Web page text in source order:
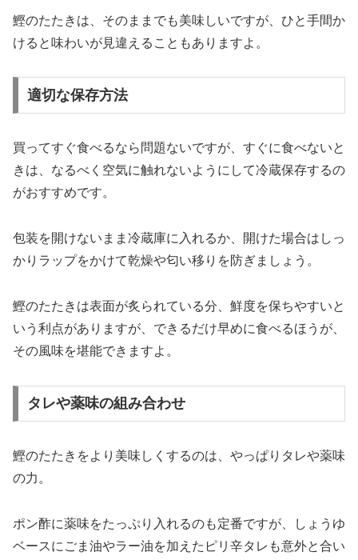
鰹のたたきは、そのままでも美味しいですが、ひと手間か
けると味わいが見違えることもありますよ。
適切な保存方法
買ってすぐ食べるなら問題ないですが、すぐに食べないと
きは、なるべく空気に触れないようにして冷蔵保存するの
がおすすめです。
包装を開けないまま冷蔵庫に入れるか、開けた場合はしっ
かりラップをかけて乾燥や匂い移りを防ぎましょう。
鰹のたたきは表面が炙られている分、鮮度を保ちやすいと
いう利点がありますが、できるだけ早めに食べるほうが、
その風味を堪能できますよ。
タレや薬味の組み合わせ
鰹のたたきをより美味しくするのは、やっぱりタレや薬味
の力。
ポン酢に薬味をたっぷり入れるのも定番ですが、しょうゆ
ベースにごま油やラー油を加えたピリ辛タレも意外と合い